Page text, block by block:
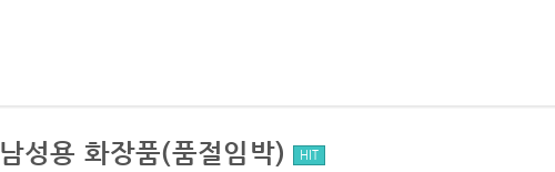
남성용 화장품(품절임박) HIT